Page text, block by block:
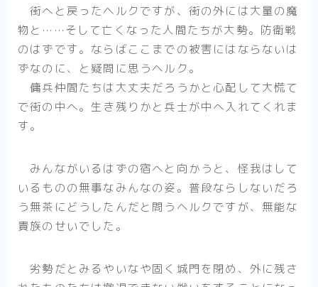
街へと戻ったヘルクですが、街の外には大量の魔
物と……そして亡くなった人間たちが大勢。防衛戦
のはずです。ならばここまでの被害にはならないは
ずなのに、と疑問に思うヘルク。
傭兵仲間たちは大丈夫だろうかと心配して大慌て
で街の中へ。生き残りかと兵士が中へ入れてくれま
す。
みんながいるはずの宿へと向かうと、怪我はして
いるものの無事なみんなの姿。普段ならしないだろ
う無茶にどうしたんだと問うヘルクですが、無能な
貴族のせいでした。
劣勢だとみるやいなや固く城門を閉め、外に残さ